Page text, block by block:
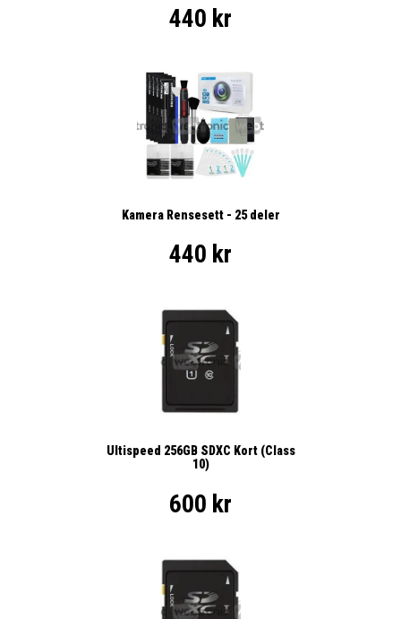
440 kr
Kamera Rensesett - 25 deler
440 kr
Ultispeed 256GB SDXC Kort (Class
10)
600 kr